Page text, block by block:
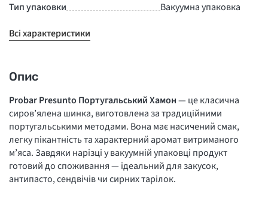
Тип упаковки
Вакуумна упаковка
Всі характеристики
Опис
Probar Presunto Португальський Хамон— це класична
сиров’ялена шинка, виготовлена за традиційними
португальськими методами. Вона має насичений смак,
легку пікантність та характерний аромат витриманого
м’яса. Завдяки нарізці у вакуумній упаковці продукт
готовий до споживання — ідеальний для закусок,
антипасто, сендвічів чи сирних тарілок.